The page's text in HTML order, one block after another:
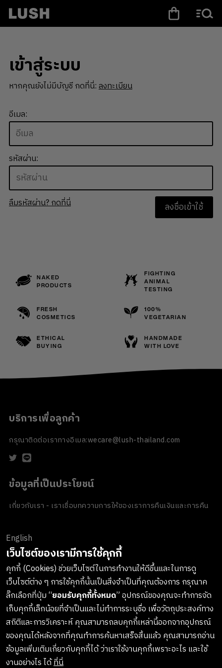
เข้าสู่ระบบ
หากคุณยังไม่มีบัญชี กดที่นี่:ลงทะเบียน
อีเมล:
รหัสผ่าน:
ลืมรหัสผ่าน? กดที่นี่ ลงชื่อเข้าใช้
NAKED
PRODUCTS
FIGHTING
ANIMAL
TESTING
FRESH
COSMETICS
100%
VEGETARIAN
ETHICAL
BUYING
HANDMADE
WITH LOVE
บริการเพื่อลูกค้า
กรุณาติดต่อเราทางอีเมล:wecare@lush-thailand.com
ข้อมูลที่เป็นประโยชน์
เกี่ยวกับเรา - เราเชื่อบทความการให้ของเราการคืนเงินและการคืน
ช่องทางการชำระเงิน
ลงทะเบียนรับข่าวสารจาก LUSH
เกาะติดทุกการอัพเดทสินค้าใหม่ๆ กิจกรรมต่างๆและอื่นๆอีกมากมาย
ทางบริษัทจะไม่เปิดเผยหรือเผยแพร่ข้อมูลส่วนตัวของคุณให้แก่
บุคคลที่สาม และคุณสามารถกดยกเลิกรับข่าวสารได้ทุกเมื่อ
English
เว็บไซต์ของเรามีการใช้คุกกี้
คุกกี้ (Cookies) ช่วยเว็บไซต์ในการทำงานให้ดีขึ้นและในการดู
เว็บไซต์ต่าง ๆ การใช้คุกกี้นั้นเป็นสิ่งจำเป็นที่คุณต้องการ กรุณาค
ลิ๊กเลือกที่ปุ่ม “ยอมรับคุกกี้ทั้งหมด” อุปกรณ์ของคุณจะทำการจัด
เก็บคุกกี้เล็กน้อยที่จำเป็นและไม่ทำการระบุชื่อ เพื่อวัตถุประสงค์ทาง
สถิติและการวิเคราะห์ คุณสามารถลบคุกกี้เหล่านี้ออกจากอุปกรณ์
ของคุณได้หลังจากที่คุณทำการค้นหาเสร็จสิ้นแล้ว คุณสามารถอ่าน
ข้อมูลเพิ่มเติมเกี่ยวกับคุกกี้ได้ ว่าเราใช้งานคุกกี้เพราะอะไร และใช้
งานอย่างไร ได้ที่นี่